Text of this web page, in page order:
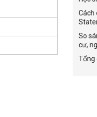
Cách
So
cư,
Tổng